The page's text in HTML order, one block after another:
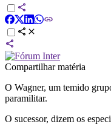
Compartilhar matéria
O Wagner, um temido
paramilitar.
O sucessor, dizem os